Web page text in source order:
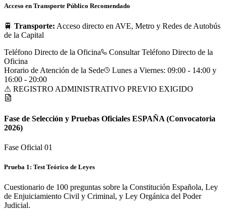
Acceso en Transporte Público Recomendado
🚆 Transporte: Acceso directo en AVE, Metro y Redes de Autobús
de la Capital
Teléfono Directo de la Oficina
Consultar Teléfono Directo de la
Oficina
Horario de Atención de la Sede
Lunes a Viernes: 09:00 - 14:00 y
16:00 - 20:00
⚠ REGISTRO ADMINISTRATIVO PREVIO EXIGIDO
Fase de Selección y Pruebas Oficiales ESPAÑA (Convocatoria
2026)
Fase Oficial 01
Prueba 1: Test Teórico de Leyes
Cuestionario de 100 preguntas sobre la Constitución Española, Ley
de Enjuiciamiento Civil y Criminal, y Ley Orgánica del Poder
Judicial.